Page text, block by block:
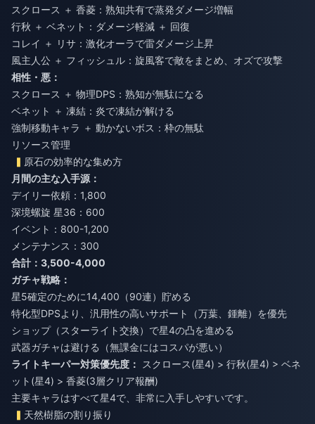
スクロース ＋ 香菱：熟知共有で蒸発ダメージ増幅
行秋 ＋ ベネット：ダメージ軽減 ＋ 回復
コレイ ＋ リサ：激化オーラで雷ダメージ上昇
風主人公 ＋ フィッシュル：旋風客で敵をまとめ、オズで攻撃
相性・悪：
スクロース ＋ 物理DPS：熟知が無駄になる
ベネット ＋ 凍結：炎で凍結が解ける
強制移動キャラ ＋ 動かないボス：枠の無駄
リソース管理
原石の効率的な集め方
月間の主な入手源：
デイリー依頼：1,800
深境螺旋 星36：600
イベント：800-1,200
メンテナンス：300
合計：3,500-4,000
ガチャ戦略：
星5確定のために14,400（90連）貯める
特化型DPSより、汎用性の高いサポート（万葉、鍾離）を優先
ショップ（スターライト交換）で星4の凸を進める
武器ガチャは避ける（無課金にはコスパが悪い）
ライトキーパー対策優先度：
スクロース(星4) > 行秋(星4) > ベネ
ット(星4) > 香菱(3層クリア報酬)
主要キャラはすべて星4で、非常に入手しやすいです。
天然樹脂の割り振り